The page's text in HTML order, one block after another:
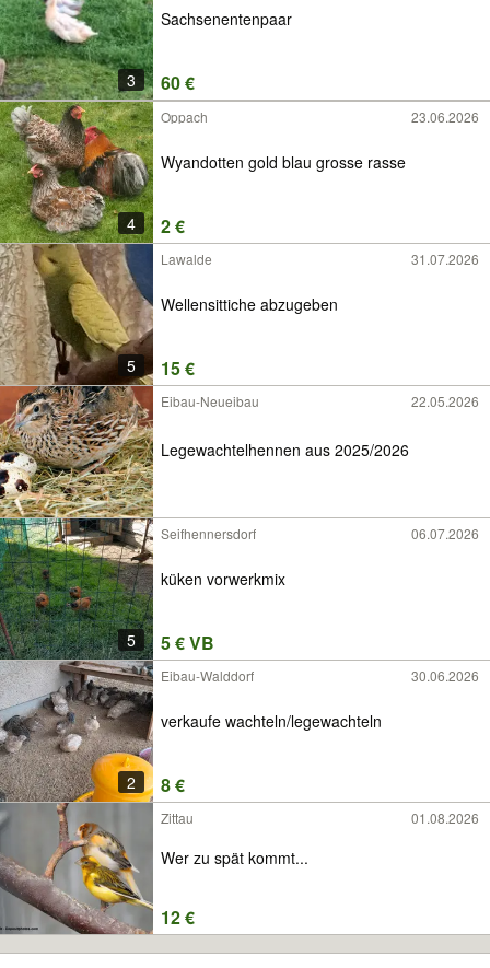
3
Sachsenentenpaar
60 €
4
Oppach 23.06.2026
Wyandotten gold blau grosse rasse
2 €
5
Lawalde 31.07.2026
Wellensittiche abzugeben
15 €
Eibau-Neueibau 22.05.2026
Legewachtelhennen aus 2025/2026
5
Seifhennersdorf 06.07.2026
küken vorwerkmix
5 € VB
2
Eibau-Walddorf 30.06.2026
verkaufe wachteln/legewachteln
8 €
Zittau 01.08.2026
Wer zu spät kommt...
12 €